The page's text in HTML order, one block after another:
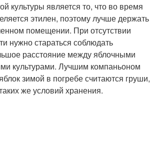
культуры является то, что во время
этилен, поэтому лучше держать
помещении. При отсутствии
нужно стараться соблюдать
расстояние между яблочными
культурами. Лучшим компаньоном
зимой в погребе считаются груши,
же условий хранения.